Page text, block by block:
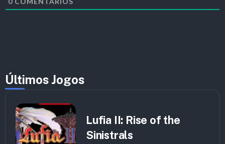
Últimos Jogos
Lufia II: Rise of the
Sinistrals